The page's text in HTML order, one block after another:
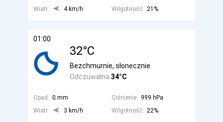
Wiatr:
4 km/h Wilgotność: 21%
01:00
32°C
Odczuwalna 34°C
Bezchmurnie, słonecznie
Opad: 0 mm Ciśnienie: 999 hPa
Wiatr:
3 km/h Wilgotność: 22%